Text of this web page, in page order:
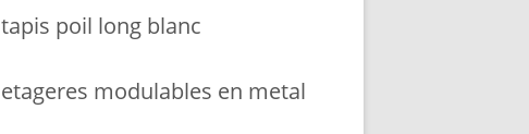
tapis poil long blanc
etageres modulables en metal